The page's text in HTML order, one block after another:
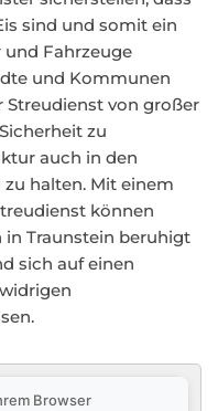
sind und somit ein
Fahrzeuge
und Kommunen
Streudienst von großer
zu
auch in den
halten. Mit einem
können
Traunstein beruhigt
sich auf einen
Browser